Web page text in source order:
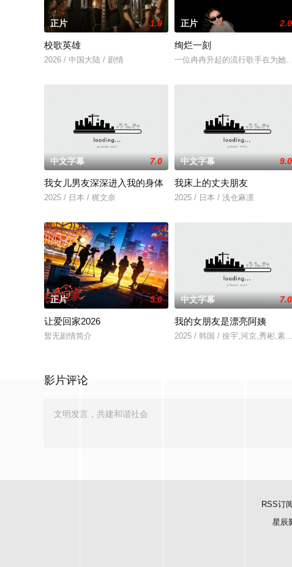
正片 1.0
校歌英雄
2026 / 中国大陆 / 剧情
正片 2.0
绚烂一刻
一位冉冉升起的流行歌手在为她
中文字幕 7.0
我女儿男友深深进入我的身体
2025 / 日本 / 梶文奈
中文字幕 9.0
我床上的丈夫朋友
2025 / 日本 / 浅仓麻凛
正片 5.0
让爱回家2026
暂无剧情简介
中文字幕 7.0
我的女朋友是漂亮阿姨
2025 / 韩国 / 徐宇,河京,秀彬,素
影片评论
RSS订
星辰